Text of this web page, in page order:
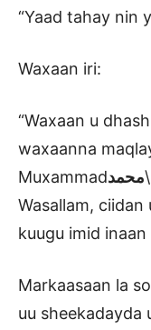
“Yaad tahay nin
Waxaan iri:
“Waxaan u
waxaanna
Muxammadمحمد
Wasallam, ciidan
kuugu imid inaan
Markaasaan la
uu sheekadayda